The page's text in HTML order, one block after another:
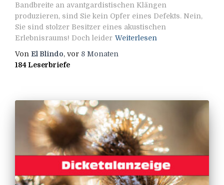
Bandbreite an avantgardistischen Klängen
produzieren, sind Sie kein Opfer eines Defekts. Nein,
Sie sind stolzer Besitzer eines akustischen
Erlebnisraums! Doch leider Weiterlesen
Von El Blindo, vor 8 Monaten
184 Leserbriefe